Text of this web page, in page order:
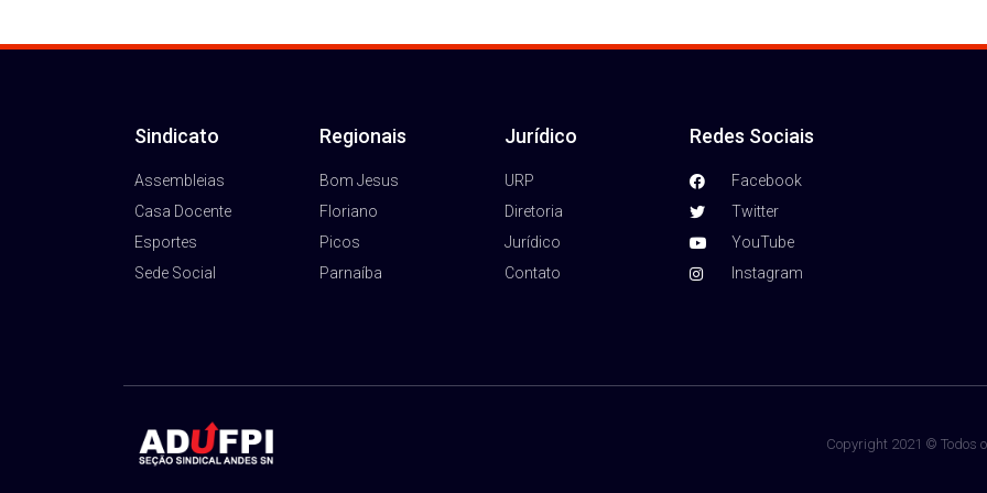
Sindicato
Assembleias
Casa Docente
Esportes
Sede Social
Regionais
Bom Jesus
Floriano
Picos
Parnaíba
Jurídico
URP
Diretoria
Jurídico
Contato
Redes Sociais
Facebook
Twitter
YouTube
Instagram
Copyright 2021 © Todos